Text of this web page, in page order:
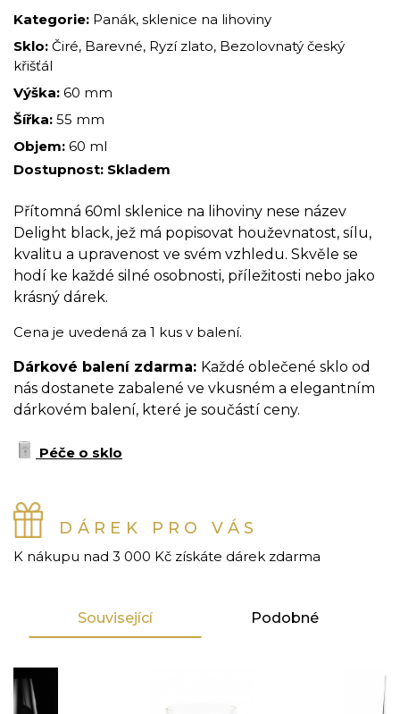
Kategorie: Panák, sklenice na lihoviny
Sklo: Čiré, Barevné, Ryzí zlato, Bezolovnatý český
křišťál
Výška: 60 mm
Šířka: 55 mm
Objem: 60 ml
Dostupnost: Skladem
Přítomná 60ml sklenice na lihoviny nese název
Delight black, jež má popisovat houževnatost, sílu,
kvalitu a upravenost ve svém vzhledu. Skvěle se
hodí ke každé silné osobnosti, příležitosti nebo jako
krásný dárek.
Cena je uvedená za 1 kus v balení.
Dárkové balení zdarma: Každé oblečené sklo od
nás dostanete zabalené ve vkusném a elegantním
dárkovém balení, které je součástí ceny.
Péče o sklo
DÁREK PRO VÁS
K nákupu nad 3 000 Kč získáte dárek zdarma
Související Podobné